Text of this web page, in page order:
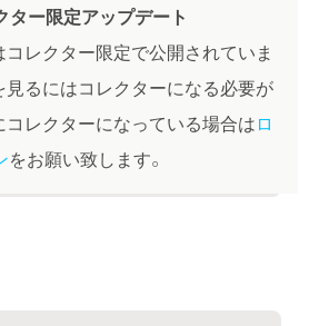
ター限定アップデート
レクター限定で公開されていま
見るにはコレクターになる必要が
コレクターになっている場合はロ
をお願い致します。